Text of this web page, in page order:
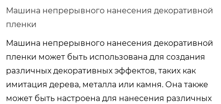
Машина непрерывного нанесения декоративной
пленки
Машина непрерывного нанесения декоративной
пленки может быть использована для создания
различных декоративных эффектов, таких как
имитация дерева, металла или камня. Она также
может быть настроена для нанесения различных